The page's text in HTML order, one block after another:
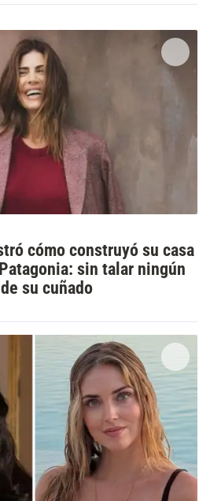
cómo construyó su casa
sin talar ningún
su cuñado